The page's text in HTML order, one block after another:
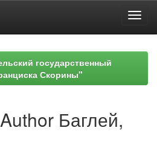
государственный
Скорины"
Баглей,